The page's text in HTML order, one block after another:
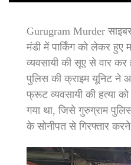
Gurugram Murder
मंडी में पार्किंग को लेकर हुए
व्यवसायी की सूए से वार
पुलिस की क्राइम यूनिट ने
फ्रूट व्यवसायी की हत्या
गया था, जिसे गुरुग्राम
के सोनीपत से गिरफ्तार
Video